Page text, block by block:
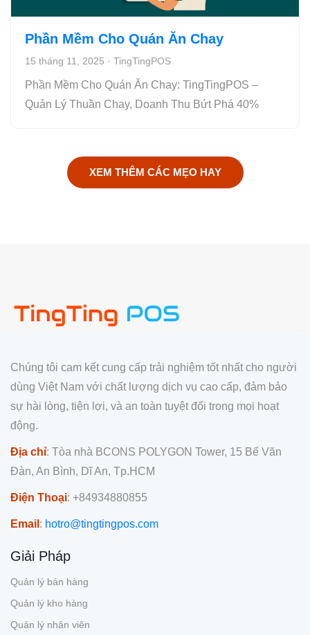
Phần Mềm Cho Quán Ăn Chay
15 tháng 11, 2025 · TingTingPOS
Phần Mềm Cho Quán Ăn Chay: TingTingPOS –
Quản Lý Thuần Chay, Doanh Thu Bứt Phá 40%
XEM THÊM CÁC MẸO HAY
Chúng tôi cam kết cung cấp trải nghiệm tốt nhất cho người
dùng Việt Nam với chất lượng dịch vụ cao cấp, đảm bảo
sự hài lòng, tiện lợi, và an toàn tuyệt đối trong mọi hoạt
động.
Địa chỉ: Tòa nhà BCONS POLYGON Tower, 15 Bế Văn
Đàn, An Bình, Dĩ An, Tp.HCM
Điện Thoại: +84934880855
Email : hotro@tingtingpos.com
Giải Pháp
Quản lý bán hàng
Quản lý kho hàng
Quản lý nhân viên